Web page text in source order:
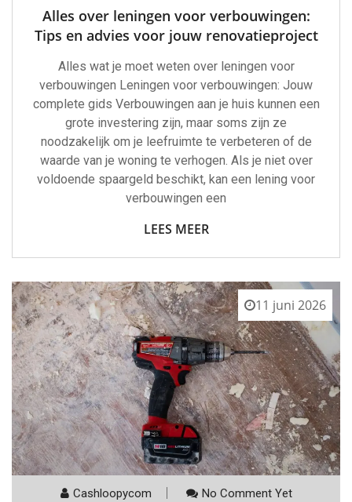
Alles over leningen voor verbouwingen:
Tips en advies voor jouw renovatieproject
Alles wat je moet weten over leningen voor
verbouwingen Leningen voor verbouwingen: Jouw
complete gids Verbouwingen aan je huis kunnen een
grote investering zijn, maar soms zijn ze
noodzakelijk om je leefruimte te verbeteren of de
waarde van je woning te verhogen. Als je niet over
voldoende spaargeld beschikt, kan een lening voor
verbouwingen een
LEES MEER
11 juni 2026
Cashloopycom No Comment Yet